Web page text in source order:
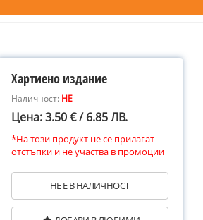
Хартиено издание
Наличност: НЕ
Цена: 3.50 € / 6.85 ЛВ.
*На този продукт не се прилагат
отстъпки и не участва в промоции
НЕ Е В НАЛИЧНОСТ